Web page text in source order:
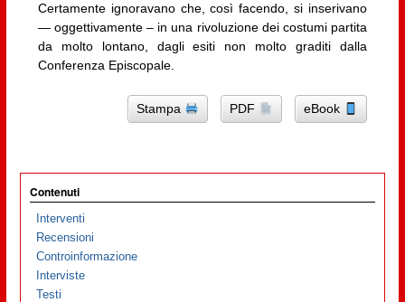
Certamente ignoravano che, così facendo, si inserivano
— oggettivamente – in una rivoluzione dei costumi partita
da molto lontano, dagli esiti non molto graditi dalla
Conferenza Episcopale.
Stampa PDF eBook
Contenuti
Interventi
Recensioni
Controinformazione
Interviste
Testi